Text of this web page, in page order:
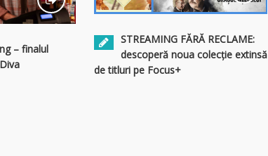
– finalul
STREAMING FĂRĂ RECLAME:
descoperă noua colecție extinsă
de titluri pe Focus+